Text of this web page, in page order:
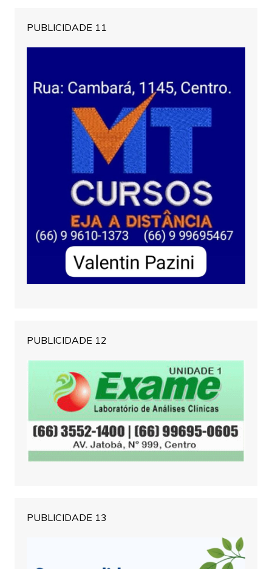
PUBLICIDADE 11
PUBLICIDADE 12
PUBLICIDADE 13